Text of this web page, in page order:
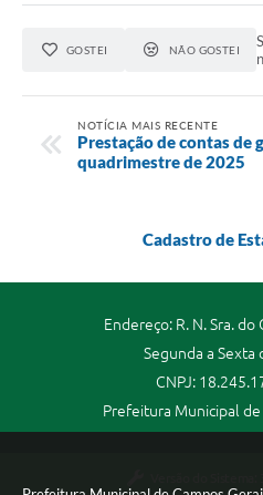
GOSTEI NÃO GOSTEI
NOTÍCIA MAIS RECENTE
Prestação de contas de
quadrimestre de 2025
Cadastro de
Endereço: R. N. Sra.
Segunda a Sexta
CNPJ:
Prefeitura Municipal de